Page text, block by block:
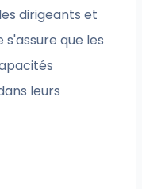
dirigeants et
s'assure que les
leurs